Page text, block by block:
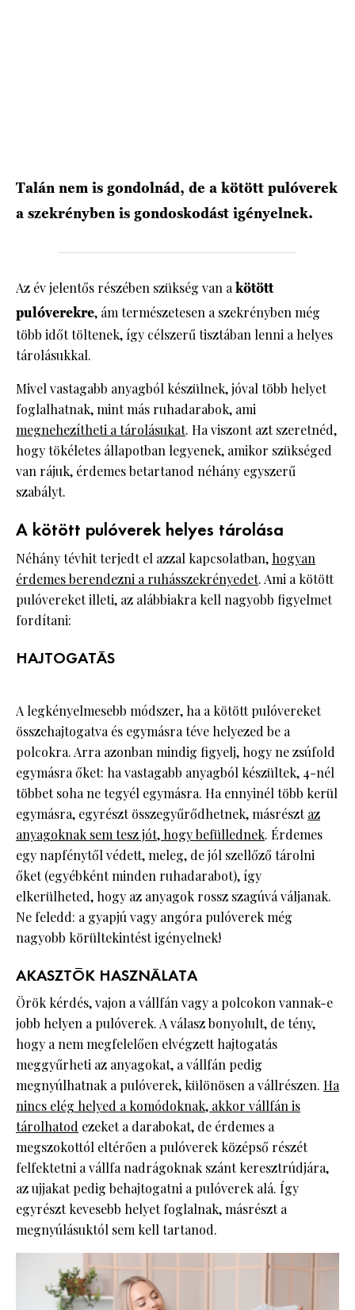
Talán nem is gondolnád, de a kötött pulóverek
a szekrényben is gondoskodást igényelnek.
Az év jelentős részében szükség van akötött
pulóverekre, ám természetesen a szekrényben még
több időt töltenek, így célszerű tisztában lenni a helyes
tárolásukkal.
Mivel vastagabb anyagból készülnek, jóval több helyet
foglalhatnak, mint más ruhadarabok, ami
megnehezítheti a tárolásukat. Ha viszont azt szeretnéd,
hogy tökéletes állapotban legyenek, amikor szükséged
van rájuk, érdemes betartanod néhány egyszerű
szabályt.
A kötött pulóverek helyes tárolása
Néhány tévhit terjedt el azzal kapcsolatban, hogyan
érdemes berendezni a ruhásszekrényedet. Ami a kötött
pulóvereket illeti, az alábbiakra kell nagyobb figyelmet
fordítani:
HAJTOGATÁS
A legkényelmesebb módszer, ha a kötött pulóvereket
összehajtogatva és egymásra téve helyezed be a
polcokra. Arra azonban mindig figyelj, hogy ne zsúfold
egymásra őket: ha vastagabb anyagból készültek, 4-nél
többet soha ne tegyél egymásra. Ha ennyinél több kerül
egymásra, egyrészt összegyűrődhetnek, másrésztaz
anyagoknak sem tesz jót, hogy befüllednek. Érdemes
egy napfénytől védett, meleg, de jól szellőző tárolni
őket (egyébként minden ruhadarabot), így
elkerülheted, hogy az anyagok rossz szagúvá váljanak.
Ne feledd: a gyapjú vagy angóra pulóverek még
nagyobb körültekintést igényelnek!
AKASZTÓK HASZNÁLATA
Örök kérdés, vajon a vállfán vagy a polcokon vannak-e
jobb helyen a pulóverek. A válasz bonyolult, de tény,
hogy a nem megfelelően elvégzett hajtogatás
meggyűrheti az anyagokat, a vállfán pedig
megnyúlhatnak a pulóverek, különösen a vállrészen. Ha
nincs elég helyed a komódoknak, akkor vállfán is
tárolhatod ezeket a darabokat, de érdemes a
megszokottól eltérően a pulóverek középső részét
felfektetni a vállfa nadrágoknak szánt keresztrúdjára,
az ujjakat pedig behajtogatni a pulóverek alá. Így
egyrészt kevesebb helyet foglalnak, másrészt a
megnyúlásuktól sem kell tartanod.